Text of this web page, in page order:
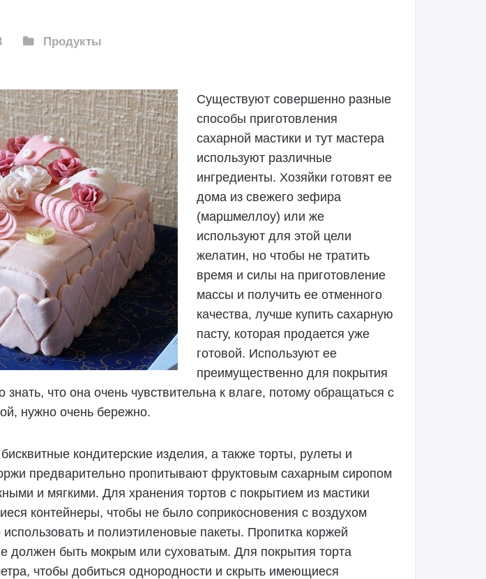
Продукты
Существуют совершенно разные
способы приготовления
сахарной мастики и тут мастера
используют различные
ингредиенты. Хозяйки готовят ее
дома из свежего зефира
(маршмеллоу) или же
используют для этой цели
желатин, но чтобы не тратить
время и силы на приготовление
массы и получить ее отменного
качества, лучше купить сахарную
пасту, которая продается уже
готовой. Используют ее
преимущественно для покрытия
знать, что она очень чувствительна к влаге, потому обращаться с
нужно очень бережно.
кондитерские изделия, а также торты, рулеты и
предварительно пропитывают фруктовым сахарным сиропом
и мягкими. Для хранения тортов с покрытием из мастики
контейнеры, чтобы не было соприкосновения с воздухом
и полиэтиленовые пакеты. Пропитка коржей
должен быть мокрым или суховатым. Для покрытия торта
чтобы добиться однородности и скрыть имеющиеся